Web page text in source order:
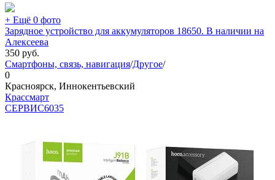
+ Ещё 0 фото
Зарядное устройство для аккумуляторов 18650. В наличии на
Алексеева
350 руб.
Смартфоны, связь, навигация/Другое/
0
Красноярск, Иннокентьевский
Крассмарт
СЕРВИС6035